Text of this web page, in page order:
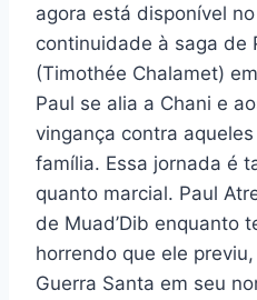
agora está disponível
continuidade à saga de
(Timothée Chalamet)
Paul se alia a Chani e
vingança contra
família. Essa jornada é
quanto marcial. Paul
de Muad’Dib enquanto
horrendo que ele
Guerra Santa em seu